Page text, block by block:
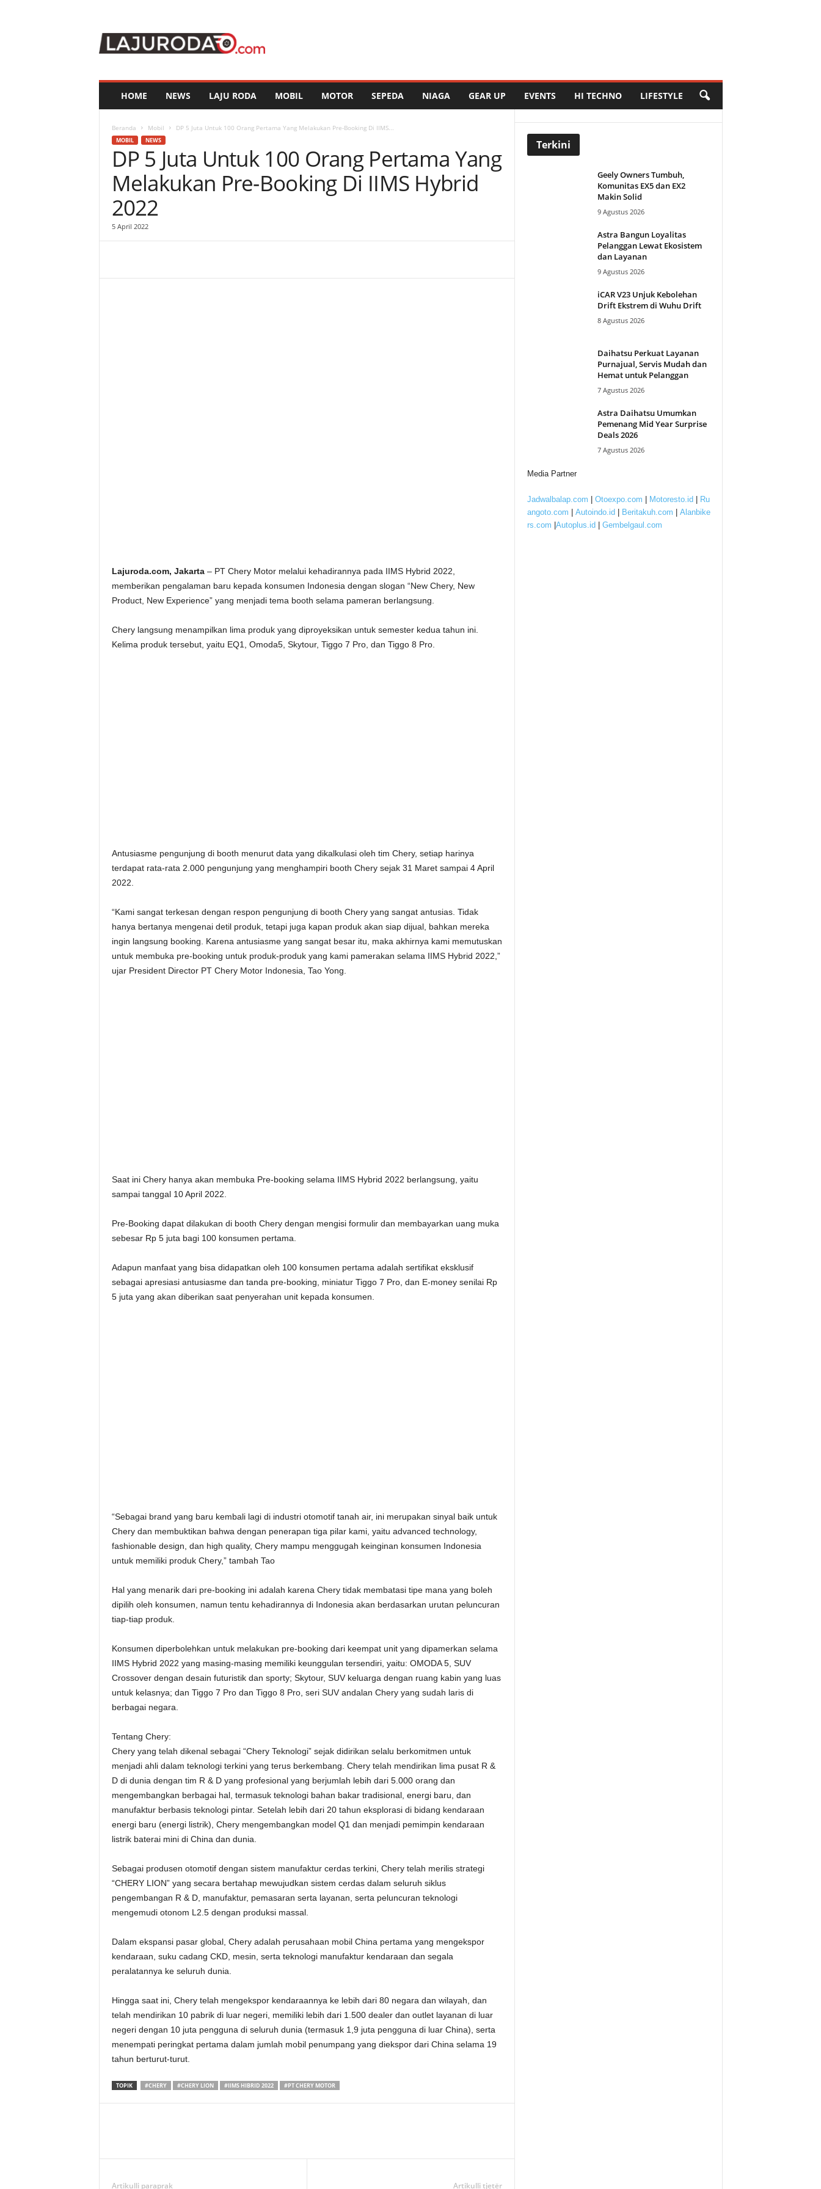
u
HOME NEWS LAJU RODA MOBIL MOTOR SEPEDA NIAGA GEAR UP EVENTS HI TECHNO LIFESTYLE
Beranda Mobil DP 5 Juta Untuk 100 Orang Pertama Yang Melakukan Pre-Booking Di IIMS...
MOBIL NEWS
DP 5 Juta Untuk 100 Orang Pertama Yang
Melakukan Pre-Booking Di IIMS Hybrid
2022
5 April 2022
Lajuroda.com, Jakarta – PT Chery Motor melalui kehadirannya pada IIMS Hybrid 2022,
memberikan pengalaman baru kepada konsumen Indonesia dengan slogan “New Chery, New
Product, New Experience” yang menjadi tema booth selama pameran berlangsung.
Chery langsung menampilkan lima produk yang diproyeksikan untuk semester kedua tahun ini.
Kelima produk tersebut, yaitu EQ1, Omoda5, Skytour, Tiggo 7 Pro, dan Tiggo 8 Pro.
Antusiasme pengunjung di booth menurut data yang dikalkulasi oleh tim Chery, setiap harinya
terdapat rata-rata 2.000 pengunjung yang menghampiri booth Chery sejak 31 Maret sampai 4 April
2022.
“Kami sangat terkesan dengan respon pengunjung di booth Chery yang sangat antusias. Tidak
hanya bertanya mengenai detil produk, tetapi juga kapan produk akan siap dijual, bahkan mereka
ingin langsung booking. Karena antusiasme yang sangat besar itu, maka akhirnya kami memutuskan
untuk membuka pre-booking untuk produk-produk yang kami pamerakan selama IIMS Hybrid 2022,”
ujar President Director PT Chery Motor Indonesia, Tao Yong.
Saat ini Chery hanya akan membuka Pre-booking selama IIMS Hybrid 2022 berlangsung, yaitu
sampai tanggal 10 April 2022.
Pre-Booking dapat dilakukan di booth Chery dengan mengisi formulir dan membayarkan uang muka
sebesar Rp 5 juta bagi 100 konsumen pertama.
Adapun manfaat yang bisa didapatkan oleh 100 konsumen pertama adalah sertifikat eksklusif
sebagai apresiasi antusiasme dan tanda pre-booking, miniatur Tiggo 7 Pro, dan E-money senilai Rp
5 juta yang akan diberikan saat penyerahan unit kepada konsumen.
“Sebagai brand yang baru kembali lagi di industri otomotif tanah air, ini merupakan sinyal baik untuk
Chery dan membuktikan bahwa dengan penerapan tiga pilar kami, yaitu advanced technology,
fashionable design, dan high quality, Chery mampu menggugah keinginan konsumen Indonesia
untuk memiliki produk Chery,” tambah Tao
Hal yang menarik dari pre-booking ini adalah karena Chery tidak membatasi tipe mana yang boleh
dipilih oleh konsumen, namun tentu kehadirannya di Indonesia akan berdasarkan urutan peluncuran
tiap-tiap produk.
Konsumen diperbolehkan untuk melakukan pre-booking dari keempat unit yang dipamerkan selama
IIMS Hybrid 2022 yang masing-masing memiliki keunggulan tersendiri, yaitu: OMODA 5, SUV
Crossover dengan desain futuristik dan sporty; Skytour, SUV keluarga dengan ruang kabin yang luas
untuk kelasnya; dan Tiggo 7 Pro dan Tiggo 8 Pro, seri SUV andalan Chery yang sudah laris di
berbagai negara.
Tentang Chery:
Chery yang telah dikenal sebagai “Chery Teknologi” sejak didirikan selalu berkomitmen untuk
menjadi ahli dalam teknologi terkini yang terus berkembang. Chery telah mendirikan lima pusat R &
D di dunia dengan tim R & D yang profesional yang berjumlah lebih dari 5.000 orang dan
mengembangkan berbagai hal, termasuk teknologi bahan bakar tradisional, energi baru, dan
manufaktur berbasis teknologi pintar. Setelah lebih dari 20 tahun eksplorasi di bidang kendaraan
energi baru (energi listrik), Chery mengembangkan model Q1 dan menjadi pemimpin kendaraan
listrik baterai mini di China dan dunia.
Sebagai produsen otomotif dengan sistem manufaktur cerdas terkini, Chery telah merilis strategi
“CHERY LION” yang secara bertahap mewujudkan sistem cerdas dalam seluruh siklus
pengembangan R & D, manufaktur, pemasaran serta layanan, serta peluncuran teknologi
mengemudi otonom L2.5 dengan produksi massal.
Dalam ekspansi pasar global, Chery adalah perusahaan mobil China pertama yang mengekspor
kendaraan, suku cadang CKD, mesin, serta teknologi manufaktur kendaraan dan segala
peralatannya ke seluruh dunia.
Hingga saat ini, Chery telah mengekspor kendaraannya ke lebih dari 80 negara dan wilayah, dan
telah mendirikan 10 pabrik di luar negeri, memiliki lebih dari 1.500 dealer dan outlet layanan di luar
negeri dengan 10 juta pengguna di seluruh dunia (termasuk 1,9 juta pengguna di luar China), serta
menempati peringkat pertama dalam jumlah mobil penumpang yang diekspor dari China selama 19
tahun berturut-turut.
TOPIK #CHERY #CHERY LION #IIMS HIBRID 2022 #PT CHERY MOTOR
Artikulli paraprak Artikulli tjetër
Terkini
Geely Owners Tumbuh,
Komunitas EX5 dan EX2
Makin Solid
9 Agustus 2026
Astra Bangun Loyalitas
Pelanggan Lewat Ekosistem
dan Layanan
9 Agustus 2026
iCAR V23 Unjuk Kebolehan
Drift Ekstrem di Wuhu Drift
8 Agustus 2026
Daihatsu Perkuat Layanan
Purnajual, Servis Mudah dan
Hemat untuk Pelanggan
7 Agustus 2026
Astra Daihatsu Umumkan
Pemenang Mid Year Surprise
Deals 2026
7 Agustus 2026
Media Partner
Jadwalbalap.com Otoexpo.com Motoresto.id
Ru
angoto.com
Autoindo.id Beritakuh.com
Alanbike
rs.com Autoplus.id Gembelgaul.com